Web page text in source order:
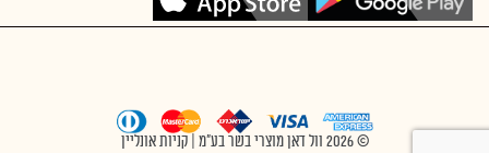
© 2026 וול דאן מוצרי בשר בע"מ | קניות אונליין